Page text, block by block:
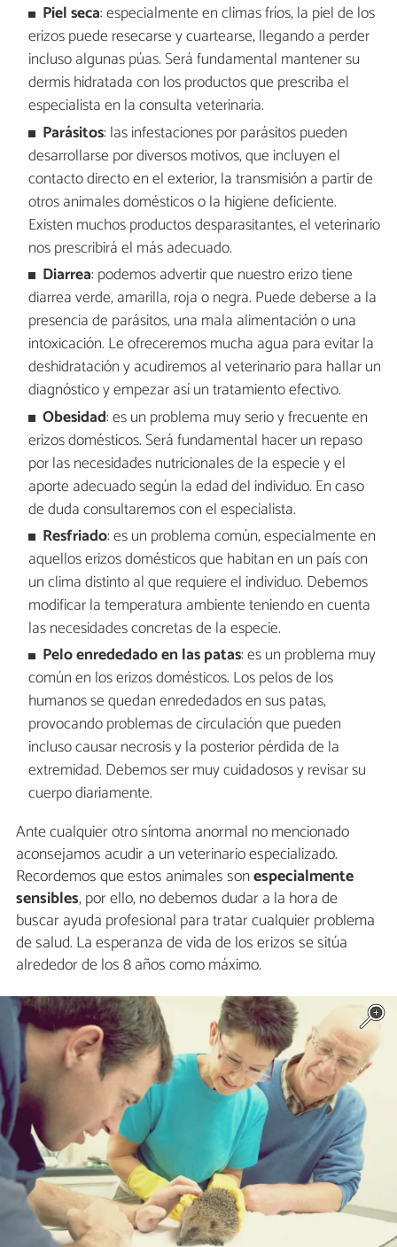
Piel seca: especialmente en climas fríos, la piel de los
erizos puede resecarse y cuartearse, llegando a perder
incluso algunas púas. Será fundamental mantener su
dermis hidratada con los productos que prescriba el
especialista en la consulta veterinaria.
Parásitos: las infestaciones por parásitos pueden
desarrollarse por diversos motivos, que incluyen el
contacto directo en el exterior, la transmisión a partir de
otros animales domésticos o la higiene deficiente.
Existen muchos productos desparasitantes, el veterinario
nos prescribirá el más adecuado.
Diarrea: podemos advertir que nuestro erizo tiene
diarrea verde, amarilla, roja o negra. Puede deberse a la
presencia de parásitos, una mala alimentación o una
intoxicación. Le ofreceremos mucha agua para evitar la
deshidratación y acudiremos al veterinario para hallar un
diagnóstico y empezar así un tratamiento efectivo.
Obesidad: es un problema muy serio y frecuente en
erizos domésticos. Será fundamental hacer un repaso
por las necesidades nutricionales de la especie y el
aporte adecuado según la edad del individuo. En caso
de duda consultaremos con el especialista.
Resfriado: es un problema común, especialmente en
aquellos erizos domésticos que habitan en un país con
un clima distinto al que requiere el individuo. Debemos
modificar la temperatura ambiente teniendo en cuenta
las necesidades concretas de la especie.
Pelo enrededado en las patas: es un problema muy
común en los erizos domésticos. Los pelos de los
humanos se quedan enrededados en sus patas,
provocando problemas de circulación que pueden
incluso causar necrosis y la posterior pérdida de la
extremidad. Debemos ser muy cuidadosos y revisar su
cuerpo diariamente.
Ante cualquier otro síntoma anormal no mencionado
aconsejamos acudir a un veterinario especializado.
Recordemos que estos animales sonespecialmente
sensibles, por ello, no debemos dudar a la hora de
buscar ayuda profesional para tratar cualquier problema
de salud. La esperanza de vida de los erizos se sitúa
alrededor de los 8 años como máximo.